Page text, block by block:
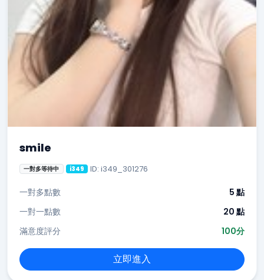
smile
一對多等待中 i349 ID: i349_301276
一對多點數
5 點
一對一點數
20 點
滿意度評分
100分
立即進入